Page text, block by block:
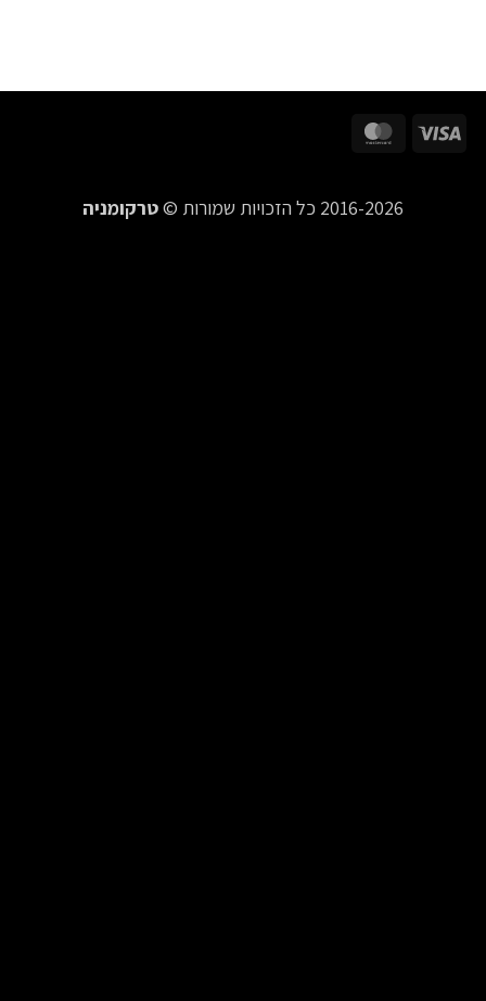
Visa
2016-2026 כל הזכויות שמורות © טרקומניה